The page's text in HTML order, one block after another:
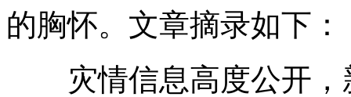
的胸怀。文章摘录如下：
灾情信息高度公开，